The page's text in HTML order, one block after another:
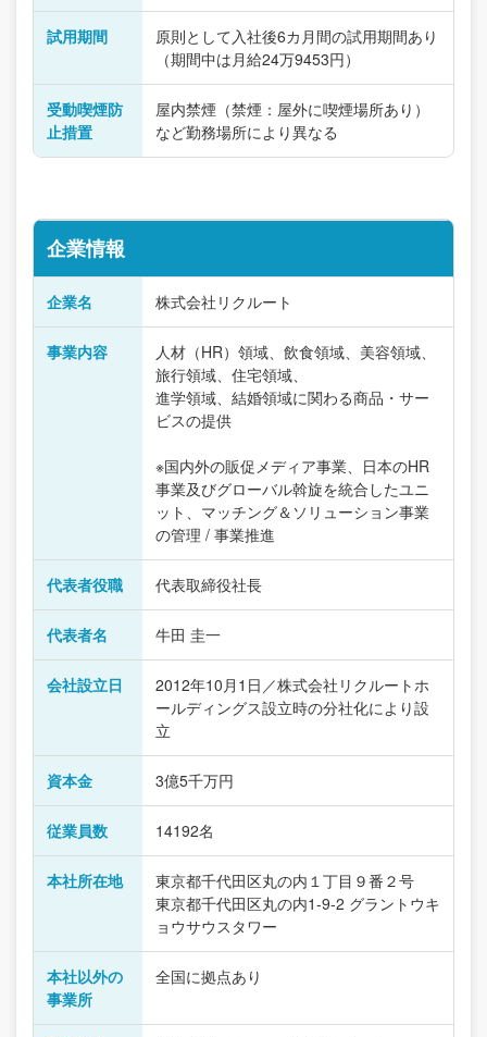
試用期間
原則として入社後6カ月間の試用期間あり
（期間中は月給24万9453円）
受動喫煙防
止措置
屋内禁煙（禁煙：屋外に喫煙場所あり）
など勤務場所により異なる
企業情報
企業名 株式会社リクルート
事業内容
人材（HR）領域、飲食領域、美容領域、
旅行領域、住宅領域、
進学領域、結婚領域に関わる商品・サー
ビスの提供
※国内外の販促メディア事業、日本のHR
事業及びグローバル斡旋を統合したユニ
ット、マッチング＆ソリューション事業
の管理 / 事業推進
代表者役職 代表取締役社長
代表者名 牛田 圭一
会社設立日
2012年10月1日／株式会社リクルートホ
ールディングス設立時の分社化により設
立
資本金 3億5千万円
従業員数 14192名
本社所在地
東京都千代田区丸の内１丁目９番２号
東京都千代田区丸の内1-9-2 グラントウキ
ョウサウスタワー
本社以外の
事業所
全国に拠点あり